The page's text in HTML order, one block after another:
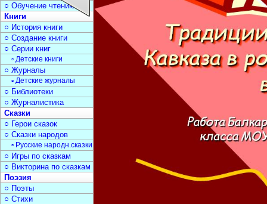
○ Обучение чтению
Книги
○ История книги
○ Создание книги
○ Серии книг
▫ Детские книги
○ Журналы
▫ Детские журналы
○ Библиотеки
○ Журналистика
Сказки
○ Герои сказок
○ Сказки народов
▫ Русские народн.сказки
○ Игры по сказкам
○ Викторина по сказкам
Поэзия
○ Поэты
○ Стихи